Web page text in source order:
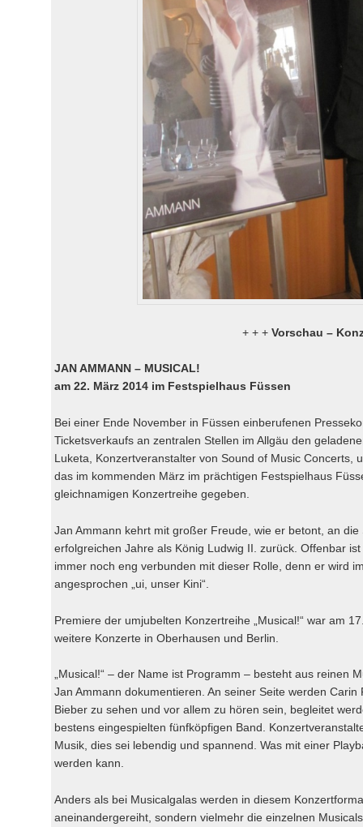
+ + +Vorschau –
JAN AMMANN – MUSICAL!
am 22. März 2014 im Festspielhaus Füssen
Bei einer Ende November in Füssen einberufenen
Ticketsverkaufs an zentralen Stellen im Allgäu den
Luketa, Konzertveranstalter von Sound of Music Concerts,
das im kommenden März im prächtigen Festspielhaus
gleichnamigen Konzertreihe gegeben.
Jan Ammann kehrt mit großer Freude, wie er betont, an
erfolgreichen Jahre als König Ludwig II. zurück. Offenbar
immer noch eng verbunden mit dieser Rolle, denn er wird
angesprochen „ui, unser Kini“.
Premiere der umjubelten Konzertreihe „Musical!“ war am
weitere Konzerte in Oberhausen und Berlin.
„Musical!“ – der Name ist Programm – besteht aus reinen
Jan Ammann dokumentieren. An seiner Seite werden
Bieber zu sehen und vor allem zu hören sein, begleitet
bestens eingespielten fünfköpfigen Band.
Musik, dies sei lebendig und spannend. Was mit einer
werden kann.
Anders als bei Musicalgalas werden in diesem
aneinandergereiht, sondern vielmehr die einzelnen